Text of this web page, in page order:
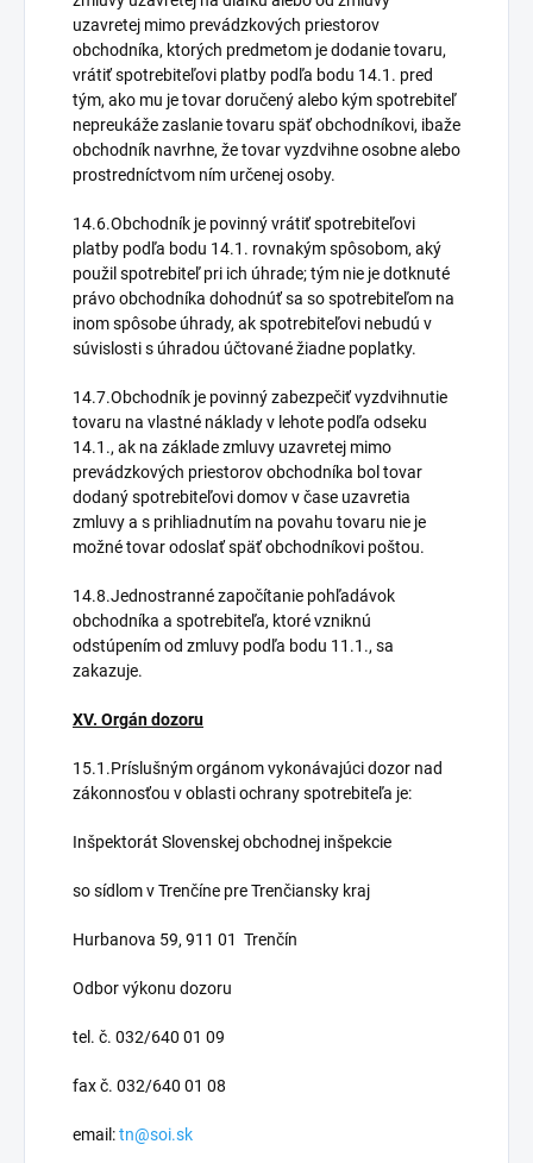
uzavretej mimo prevádzkových priestorov
obchodníka, ktorých predmetom je dodanie tovaru,
vrátiť spotrebiteľovi platby podľa bodu 14.1. pred
tým, ako mu je tovar doručený alebo kým spotrebiteľ
nepreukáže zaslanie tovaru späť obchodníkovi, ibaže
obchodník navrhne, že tovar vyzdvihne osobne alebo
prostredníctvom ním určenej osoby.
14.6.Obchodník je povinný vrátiť spotrebiteľovi
platby podľa bodu 14.1. rovnakým spôsobom, aký
použil spotrebiteľ pri ich úhrade; tým nie je dotknuté
právo obchodníka dohodnúť sa so spotrebiteľom na
inom spôsobe úhrady, ak spotrebiteľovi nebudú v
súvislosti s úhradou účtované žiadne poplatky.
14.7.Obchodník je povinný zabezpečiť vyzdvihnutie
tovaru na vlastné náklady v lehote podľa odseku
14.1., ak na základe zmluvy uzavretej mimo
prevádzkových priestorov obchodníka bol tovar
dodaný spotrebiteľovi domov v čase uzavretia
zmluvy a s prihliadnutím na povahu tovaru nie je
možné tovar odoslať späť obchodníkovi poštou.
14.8.Jednostranné započítanie pohľadávok
obchodníka a spotrebiteľa, ktoré vzniknú
odstúpením od zmluvy podľa bodu 11.1., sa
zakazuje.
XV. Orgán dozoru
15.1.Príslušným orgánom vykonávajúci dozor nad
zákonnosťou v oblasti ochrany spotrebiteľa je:
Inšpektorát Slovenskej obchodnej inšpekcie
so sídlom v Trenčíne pre Trenčiansky kraj
Hurbanova 59, 911 01 Trenčín
Odbor výkonu dozoru
tel. č. 032/640 01 09
fax č. 032/640 01 08
email:tn@soi.sk